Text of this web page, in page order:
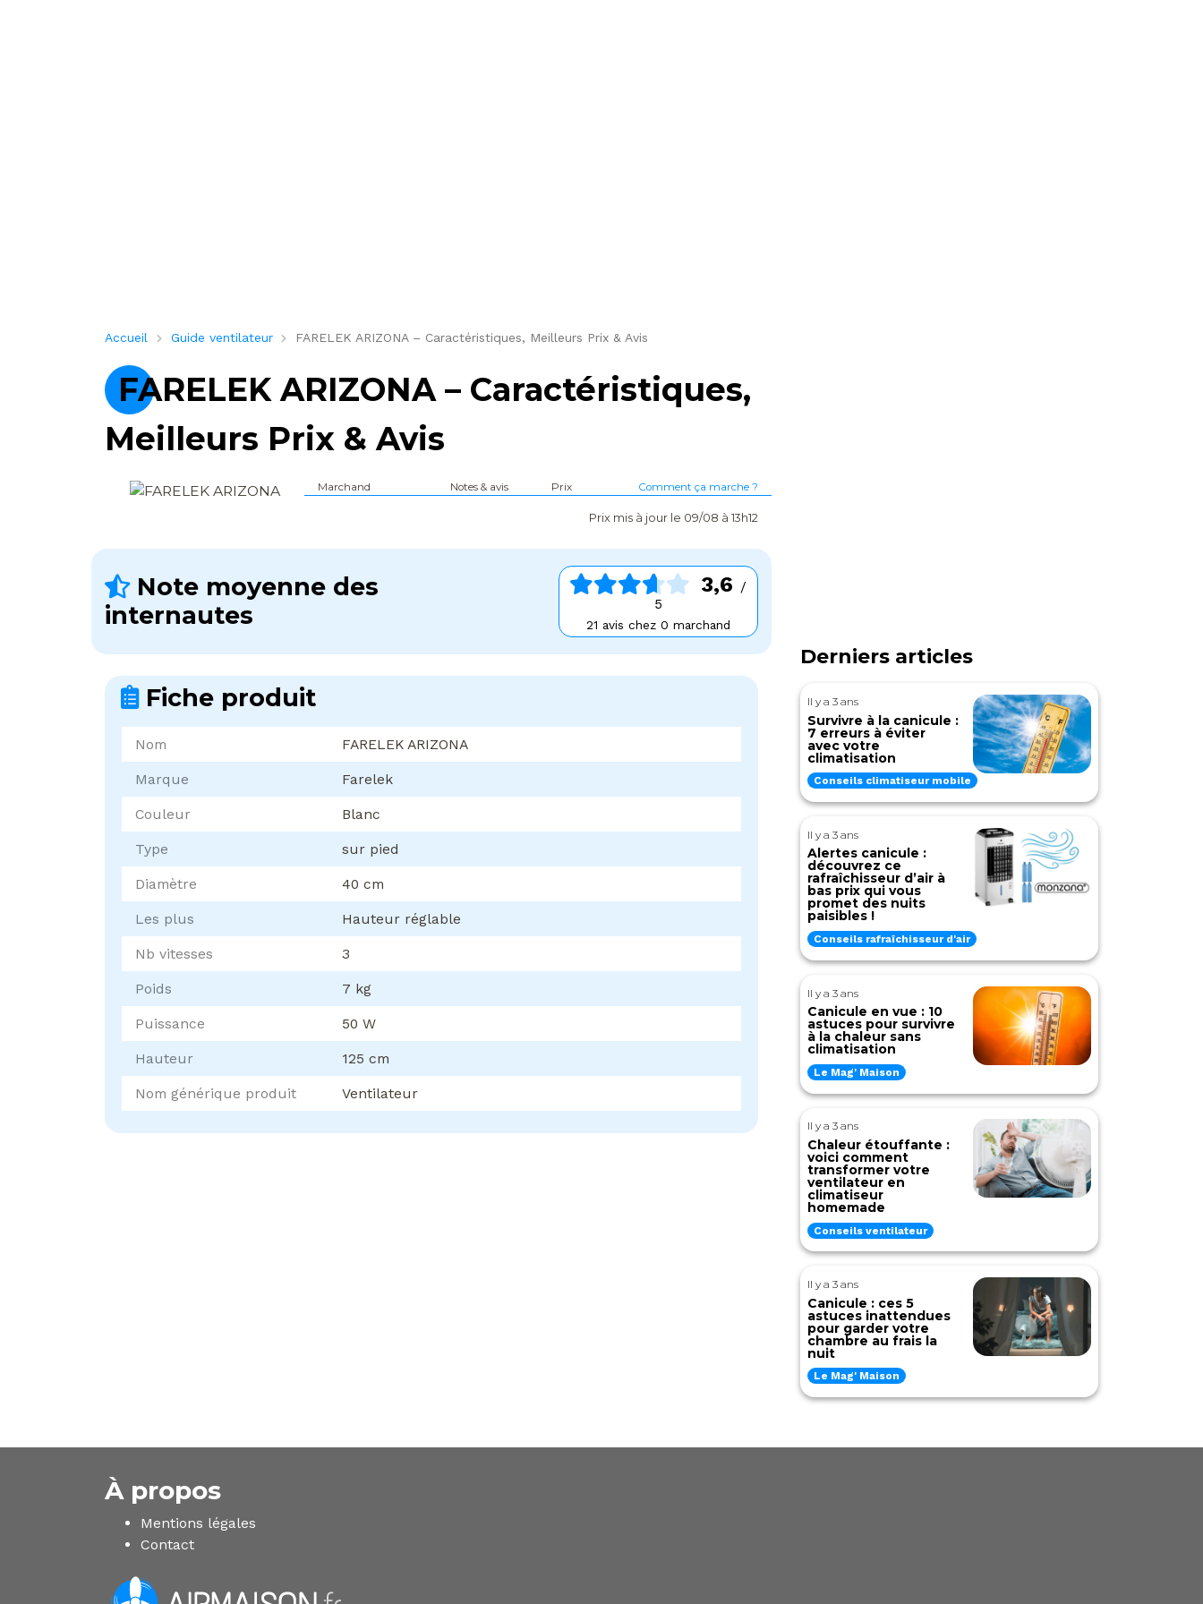
Accueil Guide ventilateur FARELEK ARIZONA – Caractéristiques, Meilleurs Prix & Avis
FARELEK ARIZONA – Caractéristiques,
Meilleurs Prix & Avis
Marchand Notes & avis Prix Comment ça marche ?
Prix mis à jour le 09/08 à 13h12
Note moyenne des
internautes
3,6 /
5
21 avis chez 0 marchand
Fiche produit
Nom FARELEK ARIZONA
Marque Farelek
Couleur Blanc
Type sur pied
Diamètre 40 cm
Les plus Hauteur réglable
Nb vitesses 3
Poids 7 kg
Puissance 50 W
Hauteur 125 cm
Nom générique produit Ventilateur
Derniers articles
Il y a 3 ans
Survivre à la canicule :
7 erreurs à éviter
avec votre
climatisation
Conseils climatiseur mobile
Il y a 3 ans
Alertes canicule :
découvrez ce
rafraîchisseur d’air à
bas prix qui vous
promet des nuits
paisibles !
Conseils rafraîchisseur d'air
Il y a 3 ans
Canicule en vue : 10
astuces pour survivre
à la chaleur sans
climatisation
Le Mag' Maison
Il y a 3 ans
Chaleur étouffante :
voici comment
transformer votre
ventilateur en
climatiseur
homemade
Conseils ventilateur
Il y a 3 ans
Canicule : ces 5
astuces inattendues
pour garder votre
chambre au frais la
nuit
Le Mag' Maison
À propos
Mentions légales
Contact